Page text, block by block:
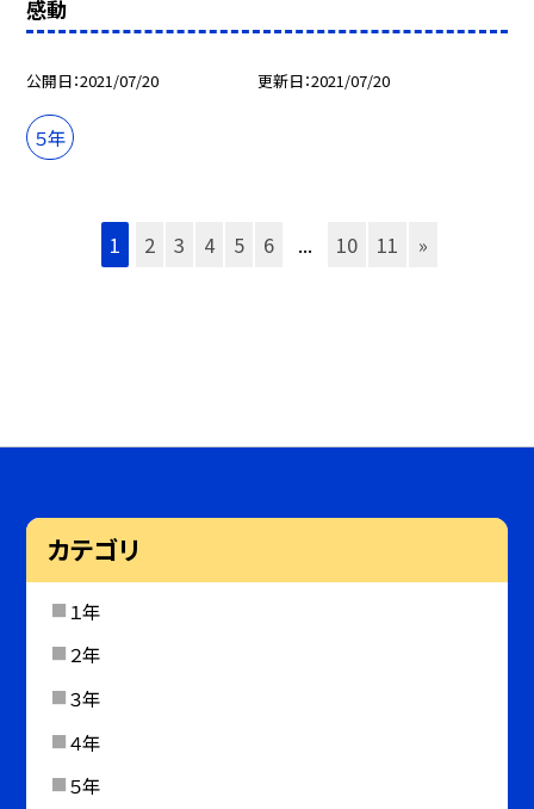
感動
公開日 2021/07/20 更新日 2021/07/20
５年
1 2 3 4 5 6 ... 10 11 »
カテゴリ
１年
２年
３年
４年
５年